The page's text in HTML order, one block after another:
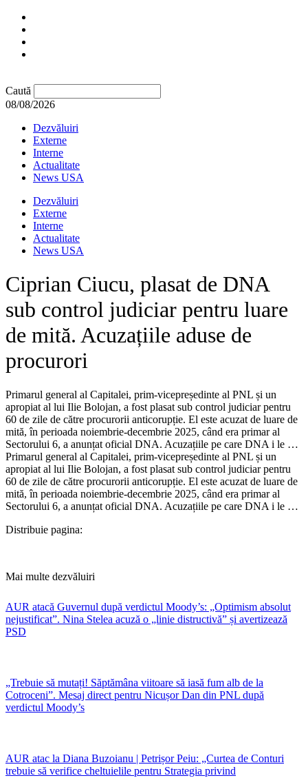
Caută
08/08/2026
Dezvăluiri
Externe
Interne
Actualitate
News USA
Dezvăluiri
Externe
Interne
Actualitate
News USA
Ciprian Ciucu, plasat de DNA
sub control judiciar pentru luare
de mită. Acuzațiile aduse de
procurori
Primarul general al Capitalei, prim-vicepreședinte al PNL și un
apropiat al lui Ilie Bolojan, a fost plasat sub control judiciar pentru
60 de zile de către procurorii anticorupție. El este acuzat de luare de
mită, în perioada noiembrie-decembrie 2025, când era primar al
Sectorului 6, a anunțat oficial DNA. Acuzațiile pe care DNA i le …​
Primarul general al Capitalei, prim-vicepreședinte al PNL și un
apropiat al lui Ilie Bolojan, a fost plasat sub control judiciar pentru
60 de zile de către procurorii anticorupție. El este acuzat de luare de
mită, în perioada noiembrie-decembrie 2025, când era primar al
Sectorului 6, a anunțat oficial DNA. Acuzațiile pe care DNA i le …
Distribuie pagina:
Mai multe dezvăluiri
AUR atacă Guvernul după verdictul Moody’s: „Optimism absolut
nejustificat”. Nina Stelea acuză o „linie distructivă” și avertizează
PSD
„Trebuie să mutați! Săptămâna viitoare să iasă fum alb de la
Cotroceni”. Mesaj direct pentru Nicușor Dan din PNL după
verdictul Moody’s
AUR atac la Diana Buzoianu | Petrișor Peiu: „Curtea de Conturi
trebuie să verifice cheltuielile pentru Strategia privind